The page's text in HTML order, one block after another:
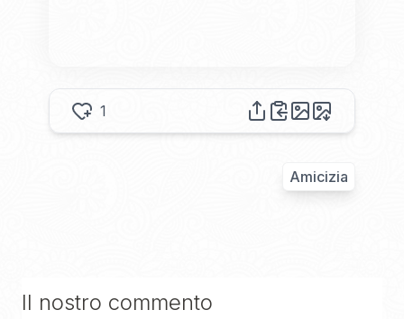
1
Amicizia
Il nostro commento